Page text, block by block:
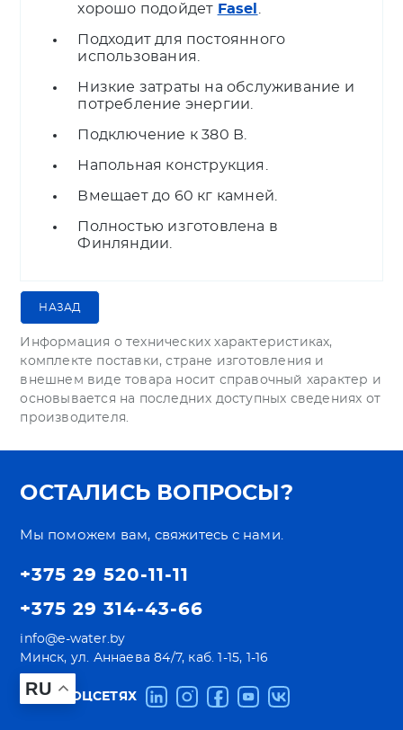
хорошо подойдет Fasel
Подходит для постоянного
использования.
Низкие затраты на обслуживание и
потребление энергии.
Подключение к 380 В.
Напольная конструкция.
Вмещает до 60 кг камней.
Полностью изготовлена в
Финляндии.
Информация о технических характеристиках,
комплекте поставки, стране изготовления и
внешнем виде товара носит справочный характер и
основывается на последних доступных сведениях от
производителя.
ОСТАЛИСЬ ВОПРОСЫ?
Мы поможем вам, свяжитесь с нами.
+375 29 520-11-11
+375 29 314-43-66
info@e-water.by
Минск, ул. Аннаева 84/7, каб. 1-15, 1-16
МЫ В СОЦСЕТЯХ
RU